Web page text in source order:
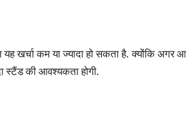
कम या ज्यादा हो सकता है. क्योंकि अगर
की आवश्यकता होगी.